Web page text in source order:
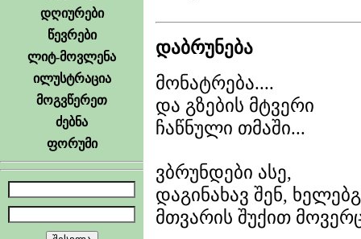
დღიურები
წევრები
ლიტ-მოვლენა
ილუსტრაცია
მოგვწერეთ
ძებნა
ფორუმი
დაბრუნება
მონატრება....
და გზების მტვერი
ჩაწნული თმაში...
ვბრუნდები ასე,
დაგინახავ შენ,
მთვარის შუქით